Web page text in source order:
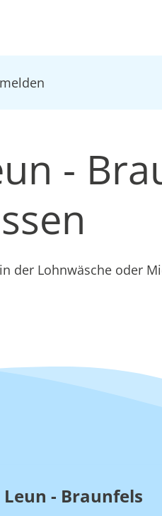
-
der Lohnwäsche oder
- Braunfels